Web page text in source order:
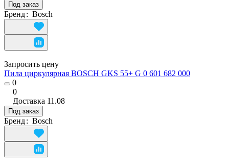
Под заказ
Бренд: Bosch
Запросить цену
Пила циркулярная BOSCH GKS 55+ G 0 601 682 000
0
0
Доставка 11.08
Под заказ
Бренд: Bosch